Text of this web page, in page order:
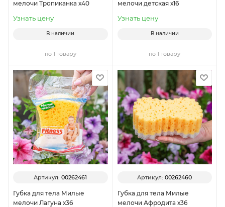
мелочи Тропиканка х40
Узнать цену
В наличии
по 1 товару
мелочи детская х16
Узнать цену
В наличии
по 1 товару
Артикул:00262461
Губка для тела Милые
мелочи Лагуна х36
Артикул:00262460
Губка для тела Милые
мелочи Афродита х36